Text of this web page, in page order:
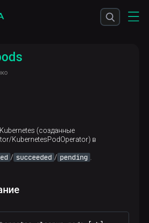
(созданные
KubernetesPodOperator) в
/ succeeded / pending